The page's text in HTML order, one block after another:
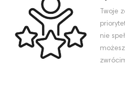
Twoje
nie